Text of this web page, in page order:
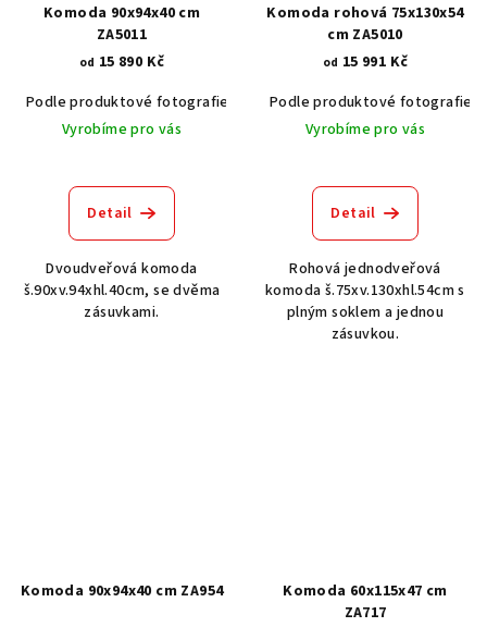
Komoda 90x94x40 cm
ZA5011
od 15 890 Kč
Podle produktové fotografie
Akát vintage BT1551
Dub světlý
Vyrobíme pro vás
Detail
Dvoudveřová komoda
š.90xv.94xhl.40cm, se dvěma
zásuvkami.
Komoda rohová 75x130x54
cm ZA5010
od 15 991 Kč
Podle produktové fotografie
Vyrobíme pro vás
Detail
Rohová jednodveřová
komoda š.75xv.130xhl.54cm s
plným soklem a jednou
zásuvkou.
Komoda 90x94x40 cm ZA954
Komoda 60x115x47 cm
ZA717